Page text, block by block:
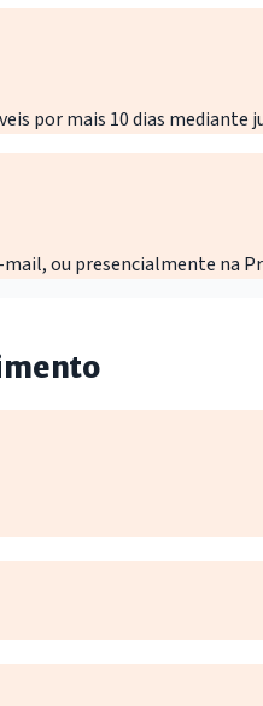
por mais 10 dias
ou presencialmente na